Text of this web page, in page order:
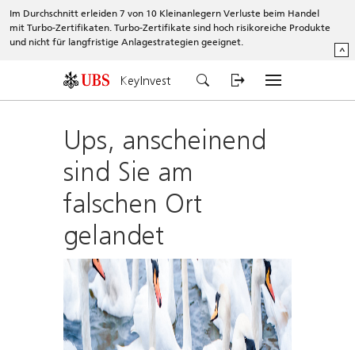
Im Durchschnitt erleiden 7 von 10 Kleinanlegern Verluste beim Handel
mit Turbo-Zertifikaten. Turbo-Zertifikate sind hoch risikoreiche Produkte
und nicht für langfristige Anlagestrategien geeignet.
^
KeyInvest
Ups, anscheinend
sind Sie am
falschen Ort
gelandet